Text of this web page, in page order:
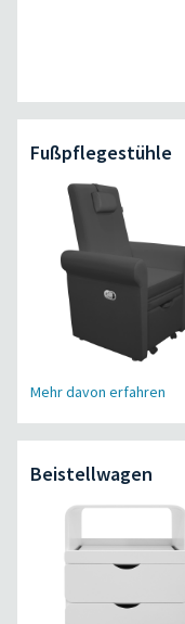
Fußpflegestühle
Mehr davon erfahren
Beistellwagen